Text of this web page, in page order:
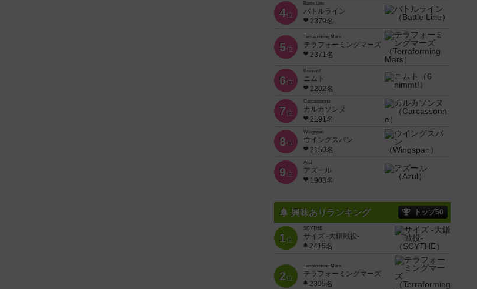
4位
Battle Line
バトルライン
2379名
5位
Terraforming Mars
テラフォーミングマーズ
2371名
6位
6 nimmt!
ニムト
2202名
7位
Carcassonne
カルカソンヌ
2191名
8位
Wingspan
ウイングスパン
2150名
9位
Azul
アズール
1903名
興味ありランキング トップ50
1位
SCYTHE
サイズ -大鎌戦役-
2415名
2位
Terraforming Mars
テラフォーミングマーズ
2395名